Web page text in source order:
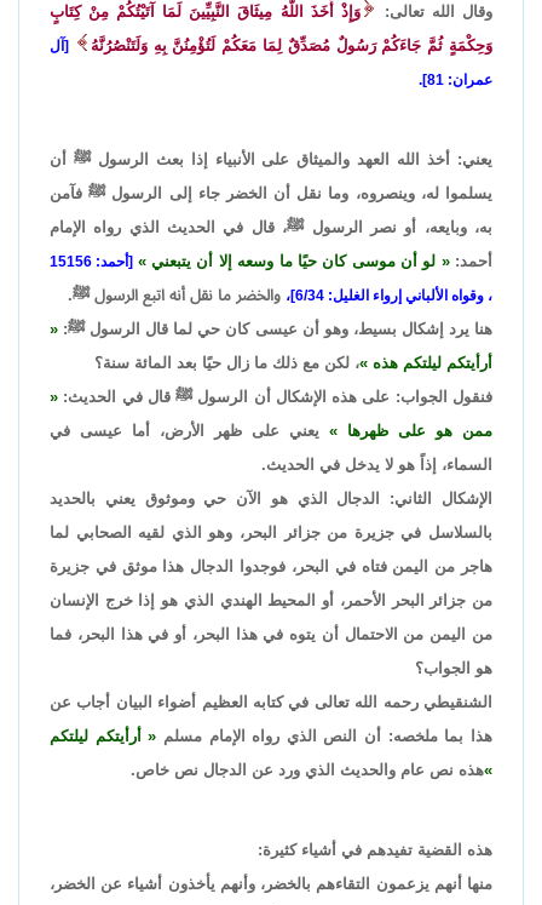
وقال الله تعالى:
وَإِذْ أَخَذَ اللَّهُ مِيثَاقَ النَّبِيِّينَ لَمَا آتَيْتُكُمْ مِنْ كِتَابٍ
وَحِكْمَةٍ ثُمَّ جَاءَكُمْ رَسُولٌ مُصَدِّقٌ لِمَا مَعَكُمْ لَتُؤْمِنُنَّ بِهِ وَلَتَنْصُرُنَّهُ
[آل
عمران: 81].
يعني: أخذ الله العهد والميثاق على الأنبياء إذا بعث الرسول ﷺ أن
يسلموا له، وينصروه، وما نقل أن الخضر جاء إلى الرسول ﷺ فآمن
به، وبايعه، أو نصر الرسول ﷺ، قال في الحديث الذي رواه الإمام
أحمد:
لو أن موسى كان حيًا ما وسعه إلا أن يتبعني
[أحمد: 15156
، وقواه الألباني إرواء الغليل: 6/34]،
والخضر ما نقل أنه اتبع الرسول ﷺ.
هنا يرد إشكال بسيط، وهو أن عيسى كان حي لما قال الرسول ﷺ:
أرأيتكم ليلتكم هذه
، لكن مع ذلك ما زال حيًا بعد المائة سنة؟
فنقول الجواب: على هذه الإشكال أن الرسول ﷺ قال في الحديث:
ممن هو على ظهرها
يعني على ظهر الأرض، أما عيسى في
السماء، إذاً هو لا يدخل في الحديث.
الإشكال الثاني: الدجال الذي هو الآن حي وموثوق يعني بالحديد
بالسلاسل في جزيرة من جزائر البحر، وهو الذي لقيه الصحابي لما
هاجر من اليمن فتاه في البحر، فوجدوا الدجال هذا موثق في جزيرة
من جزائر البحر الأحمر، أو المحيط الهندي الذي هو إذا خرج الإنسان
من اليمن من الاحتمال أن يتوه في هذا البحر، أو في هذا البحر، فما
هو الجواب؟
الشنقيطي رحمه الله تعالى في كتابه العظيم أضواء البيان أجاب عن
هذا بما ملخصه: أن النص الذي رواه الإمام مسلم
أرأيتكم ليلتكم
هذه نص عام والحديث الذي ورد عن الدجال نص خاص.
هذه القضية تفيدهم في أشياء كثيرة:
منها أنهم يزعمون التقاءهم بالخضر، وأنهم يأخذون أشياء عن الخضر،